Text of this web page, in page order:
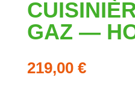
GAZ —
219,00 €